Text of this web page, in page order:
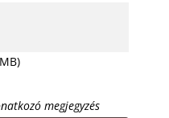
megjegyzés